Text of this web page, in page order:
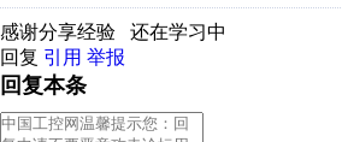
感谢分享经验 还在学习中
回复 引用 举报
回复本条